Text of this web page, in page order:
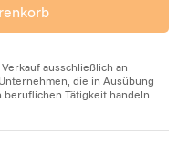
Verkauf ausschließlich an
die in Ausübung
Tätigkeit handeln.